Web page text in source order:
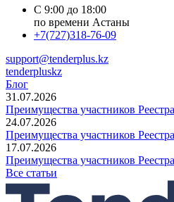
С 9:00 до 18:00
по времени Астаны
+7(727)318-76-09
support@tenderplus.kz
tenderpluskz
Блог
31.07.2026
Преимущества участников
24.07.2026
Преимущества участников
17.07.2026
Преимущества участников
Все статьи